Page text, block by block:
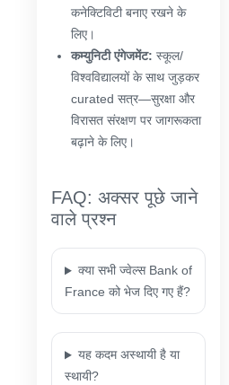
कनेक्टिविटी बनाए रखने के
लिए।
कम्युनिटी एंगेजमेंट: स्कूल/
विश्वविद्यालयों के साथ जुड़कर
curated सत्र—सुरक्षा और
विरासत संरक्षण पर जागरूकता
बढ़ाने के लिए।
FAQ: अक्सर पूछे जाने
वाले प्रश्न
क्या सभी ज्वेल्स Bank of
France को भेज दिए गए हैं?
यह कदम अस्थायी है या
स्थायी?